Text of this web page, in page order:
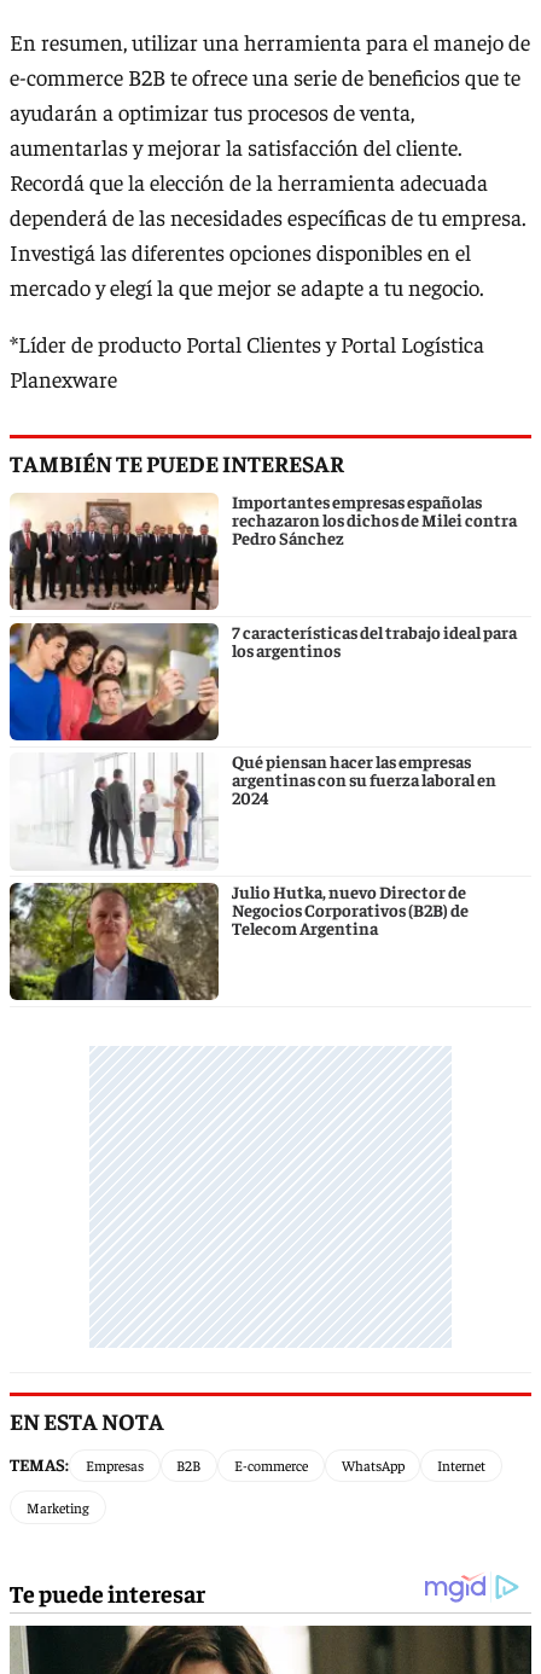
En resumen, utilizar una herramienta para el manejo de
e-commerce B2B te ofrece una serie de beneficios que te
ayudarán a optimizar tus procesos de venta,
aumentarlas y mejorar la satisfacción del cliente.
Recordá que la elección de la herramienta adecuada
dependerá de las necesidades específicas de tu empresa.
Investigá las diferentes opciones disponibles en el
mercado y elegí la que mejor se adapte a tu negocio.
*Líder de producto Portal Clientes y Portal Logística
Planexware
TAMBIÉN TE PUEDE INTERESAR
Importantes empresas españolas
rechazaron los dichos de Milei contra
Pedro Sánchez
7 características del trabajo ideal para
los argentinos
Qué piensan hacer las empresas
argentinas con su fuerza laboral en
2024
Julio Hutka, nuevo Director de
Negocios Corporativos (B2B) de
Telecom Argentina
EN ESTA NOTA
TEMAS: Empresas B2B E-commerce WhatsApp Internet
Marketing